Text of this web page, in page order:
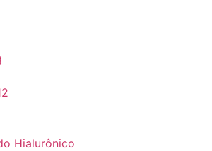
Hialurônico